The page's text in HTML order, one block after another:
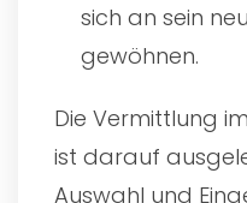
sich an sein
gewöhnen.
Die Vermittlung im
ist darauf
Auswahl und